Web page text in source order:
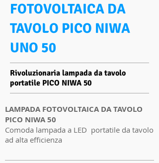
FOTOVOLTAICA DA
TAVOLO PICO NIWA
UNO 50
LAMPADA FOTOVOLTAICA DA TAVOLO
PICO NIWA 50
Comoda lampada a LED portatile da tavolo
ad alta efficienza
Rivoluzionaria lampada da tavolo
portatile PICO NIWA 50